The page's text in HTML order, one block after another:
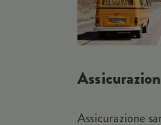
Assicurazione